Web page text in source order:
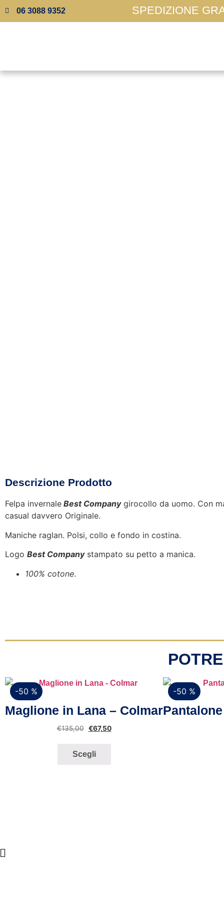
06 3088 9352 SPEDIZIONE
Descrizione Prodotto
Felpa invernale Best Company girocollo da uomo. Con
casual davvero Originale.
Maniche raglan. Polsi, collo e fondo in costina.
Logo Best Company stampato su petto a manica.
100% cotone.
-50 %
Maglione in Lana – Colmar
€135,00 €67,50
Scegli
-50 %